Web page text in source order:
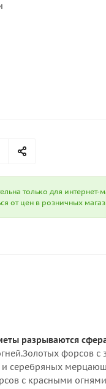
только для интернет-
от цен в розничных
разрываются
форсов с
и серебряных
с красными